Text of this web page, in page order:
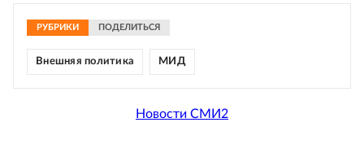
РУБРИКИ ПОДЕЛИТЬСЯ
Внешняя политика МИД
Новости СМИ2